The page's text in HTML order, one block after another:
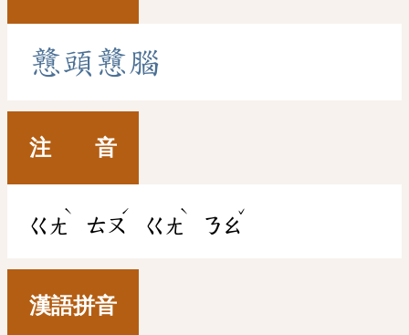
戇頭戇腦
注 音
ㄍㄤ
ˋ
ㄊㄡ
ˊ
ㄍㄤ
ˋ
ㄋㄠ
ˇ
漢語拼音